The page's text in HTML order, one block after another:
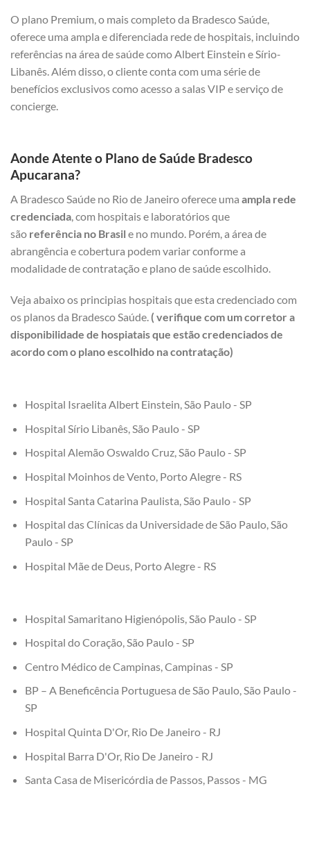
O plano Premium, o mais completo da Bradesco Saúde,
oferece uma ampla e diferenciada rede de hospitais, incluindo
referências na área de saúde como Albert Einstein e Sírio-
Libanês. Além disso, o cliente conta com uma série de
benefícios exclusivos como acesso a salas VIP e serviço de
concierge.
Aonde Atente o Plano de Saúde Bradesco
Apucarana?
A Bradesco Saúde no Rio de Janeiro oferece uma ampla rede
credenciada , com hospitais e laboratórios que
são referência no Brasil e no mundo. Porém, a área de
abrangência e cobertura podem variar conforme a
modalidade de contratação e plano de saúde escolhido.
Veja abaixo os principias hospitais que esta credenciado com
os planos da Bradesco Saúde. ( verifique com um corretor a
disponibilidade de hospiatais que estão credenciados de
acordo com o plano escolhido na contratação)
Hospital Israelita Albert Einstein, São Paulo - SP
Hospital Sírio Libanês, São Paulo - SP
Hospital Alemão Oswaldo Cruz, São Paulo - SP
Hospital Moinhos de Vento, Porto Alegre - RS
Hospital Santa Catarina Paulista, São Paulo - SP
Hospital das Clínicas da Universidade de São Paulo, São
Paulo - SP
Hospital Mãe de Deus, Porto Alegre - RS
Hospital Samaritano Higienópolis, São Paulo - SP
Hospital do Coração, São Paulo - SP
Centro Médico de Campinas, Campinas - SP
BP – A Beneficência Portuguesa de São Paulo, São Paulo -
SP
Hospital Quinta D'Or, Rio De Janeiro - RJ
Hospital Barra D'Or, Rio De Janeiro - RJ
Santa Casa de Misericórdia de Passos, Passos - MG